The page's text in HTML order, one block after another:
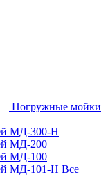
Погружные мойки
МД-300-H
МД-200
МД-100
МД-101-Н Все